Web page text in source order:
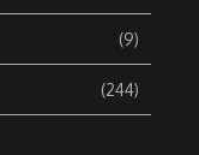
(9)
(244)